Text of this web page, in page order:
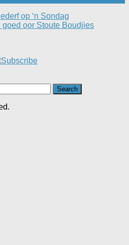
op ‘n Sondag
goed oor Stoute Boudjies